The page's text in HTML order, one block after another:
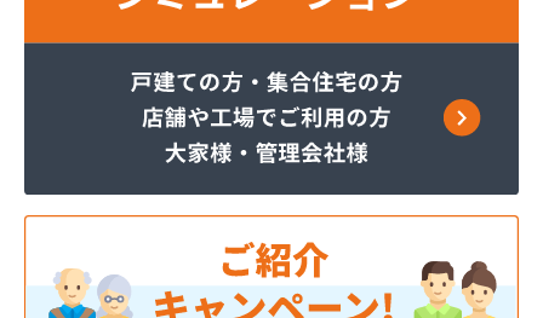
ネットワークガスオーエス株式会社
ホ－ムガス株式会社
ホ－ムガス商事有限会社
ミライフ西日本株式会社 福岡店
安永米穀販売店